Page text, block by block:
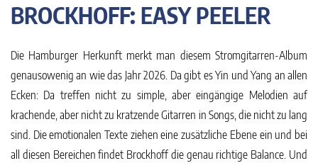
BROCKHOFF: EASY PEELER
Die Hamburger Herkunft merkt man diesem Stromgitarren-Album
genausowenig an wie das Jahr 2026. Da gibt es Yin und Yang an allen
Ecken: Da treffen nicht zu simple, aber eingängige Melodien auf
krachende, aber nicht zu kratzende Gitarren in Songs, die nicht zu lang
sind. Die emotionalen Texte ziehen eine zusätzliche Ebene ein und bei
all diesen Bereichen findet Brockhoff die genau richtige Balance. Und